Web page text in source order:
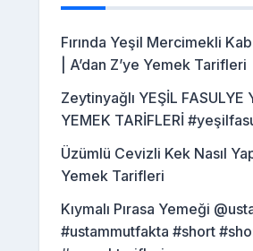
Fırında Yeşil Mercimekli
| A’dan Z’ye Yemek Tarifleri
Zeytinyağlı YEŞİL FASULYE
YEMEK TARİFLERİ
Üzümlü Cevizli Kek Nasıl
Yemek Tarifleri
Kıymalı Pırasa Yemeği
#ustammutfakta #short